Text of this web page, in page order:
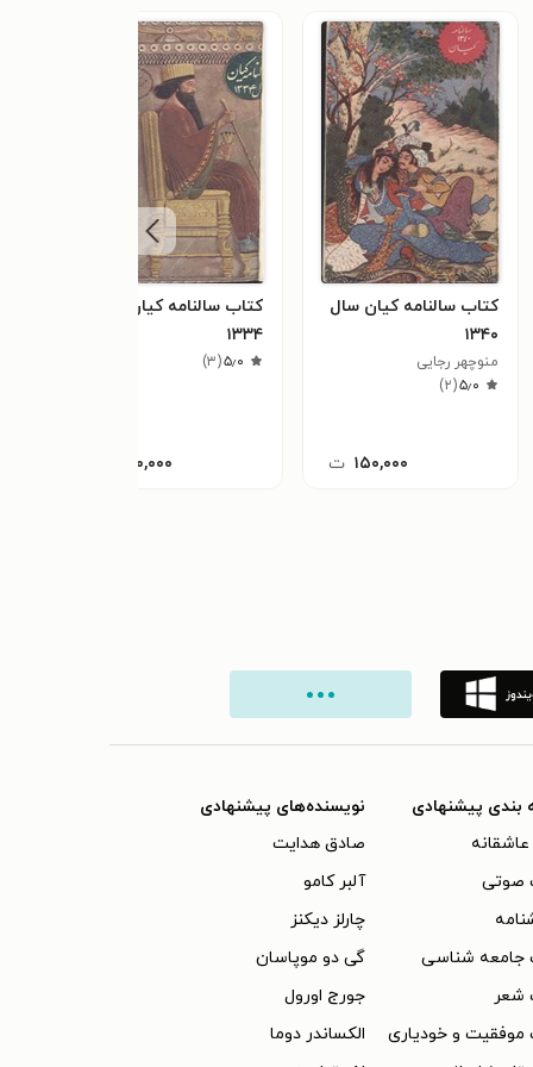
کتاب سالنامه کیان سال
۱۳۴۰
منوچهر رجایی
۵٫۰(۲)
۱۵۰,۰۰۰ ت
کتاب سالنامه کیان سال
۱۳۳۴
۵٫۰(۳)
۲۰۰,۰۰۰
بندی پیشنهادی
صوتی
جامعه شناسی
شعر
موفقیت و خودیاری
نویسنده‌های پیشنهادی
صادق هدایت
آلبر کامو
چارلز دیکنز
گی دو موپاسان
جورج اورول
الکساندر دوما